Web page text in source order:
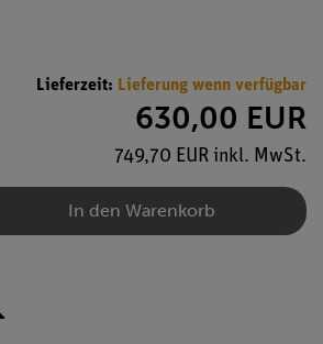
Lieferzeit: Lieferung wenn verfügbar
630,00 EUR
749,70 EUR inkl. MwSt.
In den Warenkorb